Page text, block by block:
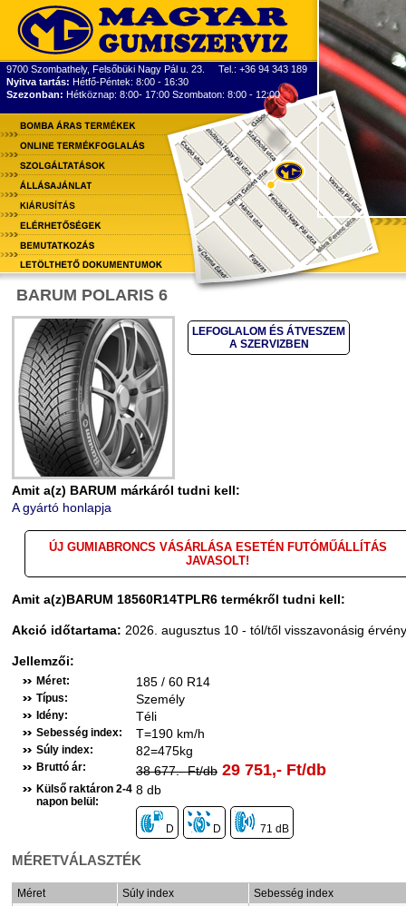
9700 Szombathely, Felsőbüki Nagy Pál u. 23. Tel.: +36 94 343 189
Nyitva tartás: Hétfő-Péntek: 8:00 - 16:30
Szezonban: Hétköznap: 8:00- 17:00 Szombaton: 8:00 - 12:00
BARUM POLARIS 6
LEFOGLALOM ÉS ÁTVESZEM
A SZERVIZBEN
Amit a(z) BARUM márkáról tudni kell:
A gyártó honlapja
ÚJ GUMIABRONCS VÁSÁRLÁSA ESETÉN FUTÓMŰÁLLÍTÁS
JAVASOLT!
Amit a(z)BARUM 18560R14TPLR6 termékről tudni kell:
Akció időtartama: 2026. augusztus 10 - tól/től visszavonásig
Jellemzői:
Méret: 185 / 60 R14
Típus: Személy
Idény: Téli
Sebesség index: T=190 km/h
Súly index: 82=475kg
Bruttó ár: 38 677.- Ft/db 29 751,- Ft/db
Külső raktáron 2-4
napon belül:
8 db
D D 71 dB
MÉRETVÁLASZTÉK
Méret Súly index
Sebesség index